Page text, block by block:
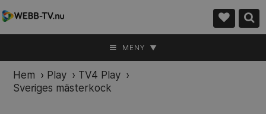
MENY ▼
Hem › Play › TV4 Play ›
Sveriges mästerkock